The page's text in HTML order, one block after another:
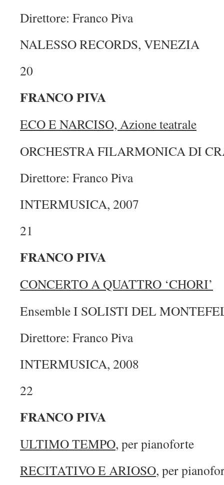
Direttore: Franco Piva
NALESSO RECORDS, VENEZIA
20
FRANCO PIVA
ECO E NARCISO, Azione teatrale
ORCHESTRA FILARMONICA DI
Direttore: Franco Piva
INTERMUSICA, 2007
21
FRANCO PIVA
CONCERTO A QUATTRO ‘CHORI’
Ensemble I SOLISTI DEL
Direttore: Franco Piva
INTERMUSICA, 2008
22
FRANCO PIVA
ULTIMO TEMPO, per pianoforte
RECITATIVO E ARIOSO, per